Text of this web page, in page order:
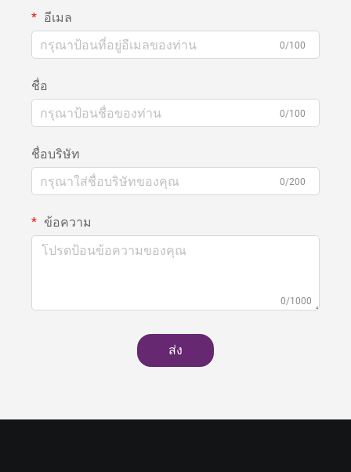
อีเมล
0/100
ชื่อ
0/100
ชื่อบริษัท
0/200
ข้อความ
0/1000
ส่ง